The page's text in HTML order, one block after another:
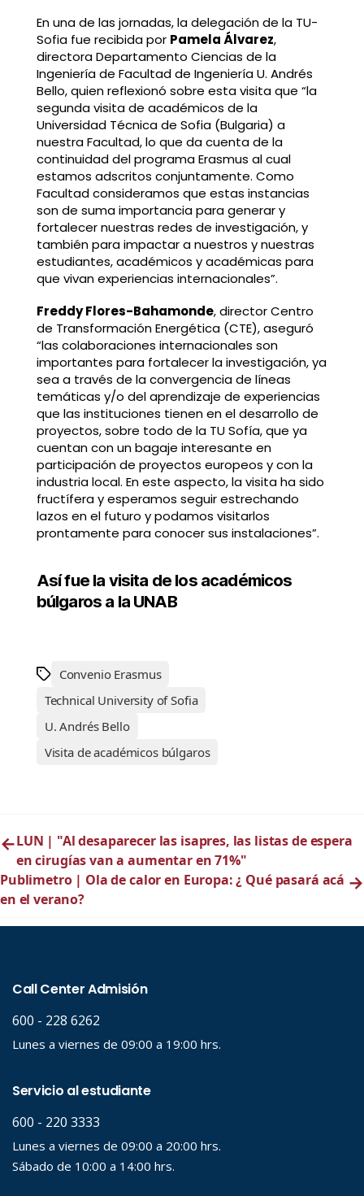
En una de las jornadas, la delegación de la TU-
Sofia fue recibida por Pamela Álvarez,
directora Departamento Ciencias de la
Ingeniería de Facultad de Ingeniería U. Andrés
Bello, quien reflexionó sobre esta visita que “la
segunda visita de académicos de la
Universidad Técnica de Sofia (Bulgaria) a
nuestra Facultad, lo que da cuenta de la
continuidad del programa Erasmus al cual
estamos adscritos conjuntamente. Como
Facultad consideramos que estas instancias
son de suma importancia para generar y
fortalecer nuestras redes de investigación, y
también para impactar a nuestros y nuestras
estudiantes, académicos y académicas para
que vivan experiencias internacionales”.
Freddy Flores-Bahamonde, director Centro
de Transformación Energética (CTE), aseguró
“las colaboraciones internacionales son
importantes para fortalecer la investigación, ya
sea a través de la convergencia de líneas
temáticas y/o del aprendizaje de experiencias
que las instituciones tienen en el desarrollo de
proyectos, sobre todo de la TU Sofía, que ya
cuentan con un bagaje interesante en
participación de proyectos europeos y con la
industria local. En este aspecto, la visita ha sido
fructífera y esperamos seguir estrechando
lazos en el futuro y podamos visitarlos
prontamente para conocer sus instalaciones”.
Así fue la visita de los académicos
búlgaros a la UNAB
Convenio Erasmus
Technical University of Sofia
U. Andrés Bello
Visita de académicos búlgaros
←LUN | "Al desaparecer las isapres, las listas de espera
en cirugías van a aumentar en 71%"
Publimetro | Ola de calor en Europa: ¿ Qué pasará acá
en el verano?
→